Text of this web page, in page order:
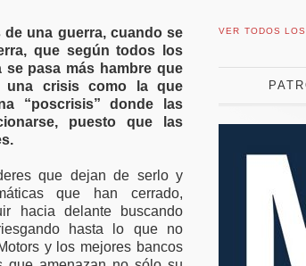
una guerra, cuando se
que según todos los
pasa más hambre que
crisis como la que
“poscrisis” donde las
puesto que las
que dejan de serlo y
que han cerrado,
hacia delante buscando
hasta lo que no
y los mejores bancos
VER TODOS